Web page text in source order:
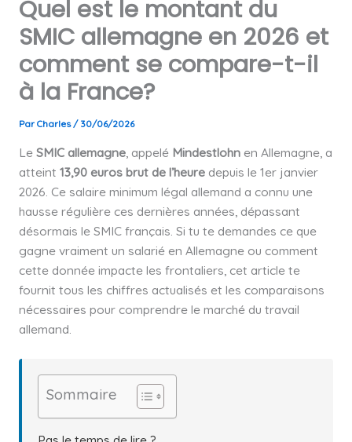
Quel est le montant du
SMIC allemagne en 2026 et
comment se compare-t-il
à la France?
Par Charles/ 30/06/2026
Le SMIC allemagne, appelé Mindestlohnen Allemagne, a
atteint 13,90 euros brut de l’heuredepuis le 1er janvier
2026. Ce salaire minimum légal allemand a connu une
hausse régulière ces dernières années, dépassant
désormais le SMIC français. Si tu te demandes ce que
gagne vraiment un salarié en Allemagne ou comment
cette donnée impacte les frontaliers, cet article te
fournit tous les chiffres actualisés et les comparaisons
nécessaires pour comprendre le marché du travail
allemand.
Sommaire